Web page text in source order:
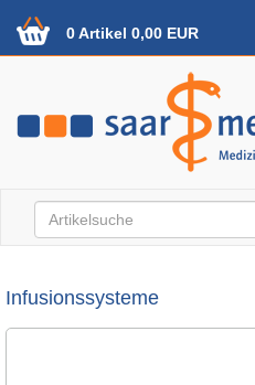
0 Artikel 0,00 EUR
Infusionssysteme